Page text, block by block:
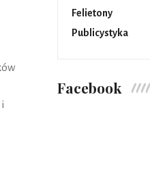
Felietony
Publicystyka
Facebook